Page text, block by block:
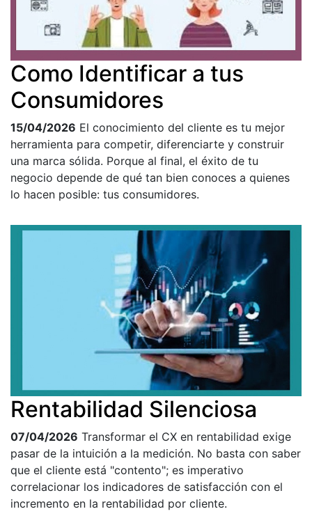
Como Identificar a tus
Consumidores
15/04/2026 El conocimiento del cliente es tu mejor
herramienta para competir, diferenciarte y construir
una marca sólida. Porque al final, el éxito de tu
negocio depende de qué tan bien conoces a quienes
lo hacen posible: tus consumidores.
Rentabilidad Silenciosa
07/04/2026 Transformar el CX en rentabilidad exige
pasar de la intuición a la medición. No basta con saber
que el cliente está "contento"; es imperativo
correlacionar los indicadores de satisfacción con el
incremento en la rentabilidad por cliente.